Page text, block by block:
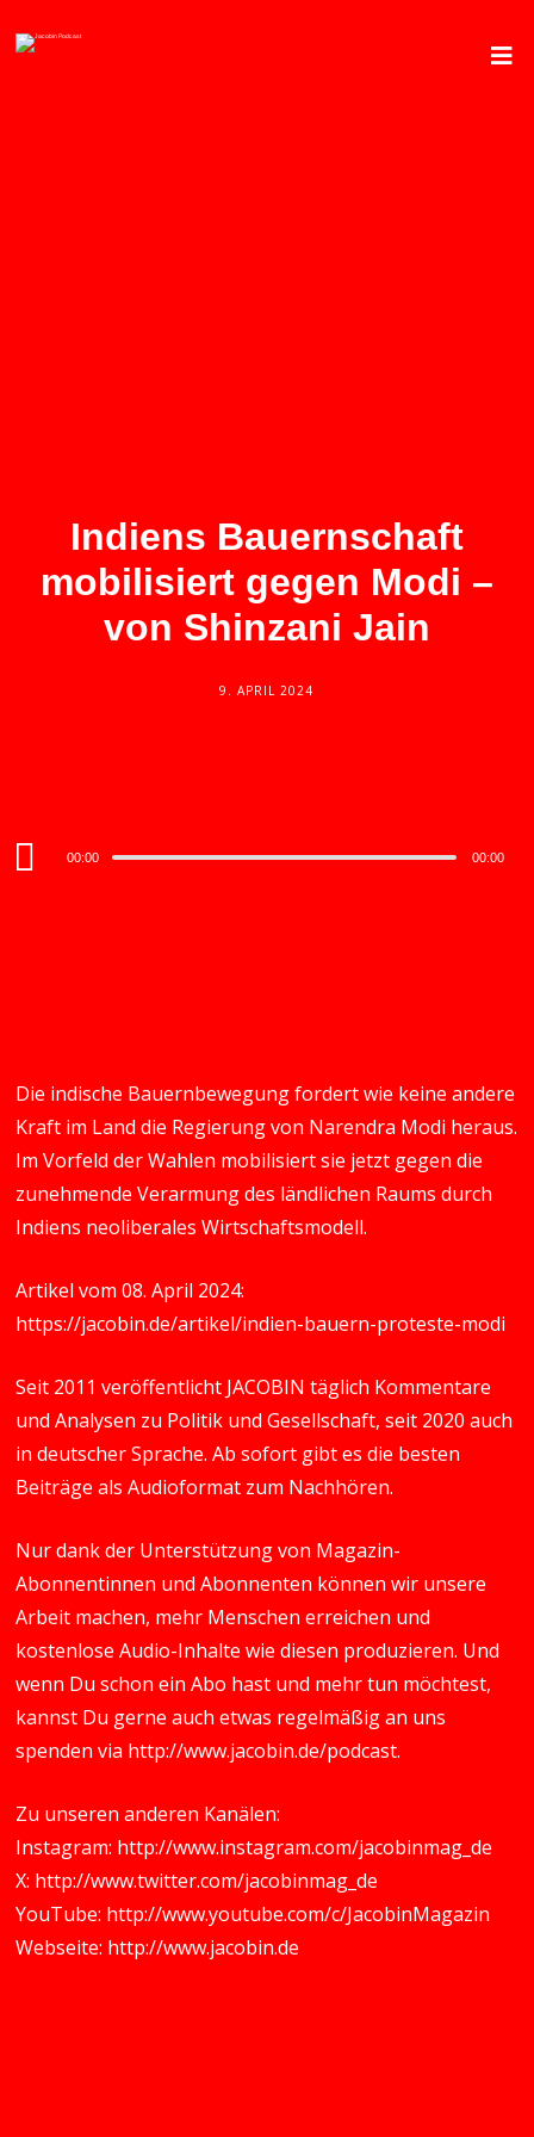
Indiens Bauernschaft
mobilisiert gegen Modi –
von Shinzani Jain
9. APRIL 2024
Audio
00:00 00:00
Die indische Bauernbewegung fordert wie keine andere
Kraft im Land die Regierung von Narendra Modi heraus.
Im Vorfeld der Wahlen mobilisiert sie jetzt gegen die
zunehmende Verarmung des ländlichen Raums durch
Indiens neoliberales Wirtschaftsmodell.
Artikel vom 08. April 2024:
https://jacobin.de/artikel/indien-bauern-proteste-modi
Seit 2011 veröffentlicht JACOBIN täglich Kommentare
und Analysen zu Politik und Gesellschaft, seit 2020 auch
in deutscher Sprache. Ab sofort gibt es die besten
Beiträge als Audioformat zum Nachhören.
Nur dank der Unterstützung von Magazin-
Abonnentinnen und Abonnenten können wir unsere
Arbeit machen, mehr Menschen erreichen und
kostenlose Audio-Inhalte wie diesen produzieren. Und
wenn Du schon ein Abo hast und mehr tun möchtest,
kannst Du gerne auch etwas regelmäßig an uns
spenden via http://www.jacobin.de/podcast.
Zu unseren anderen Kanälen:
Instagram: http://www.instagram.com/jacobinmag_de
X: http://www.twitter.com/jacobinmag_de
YouTube: http://www.youtube.com/c/JacobinMagazin
Webseite: http://www.jacobin.de